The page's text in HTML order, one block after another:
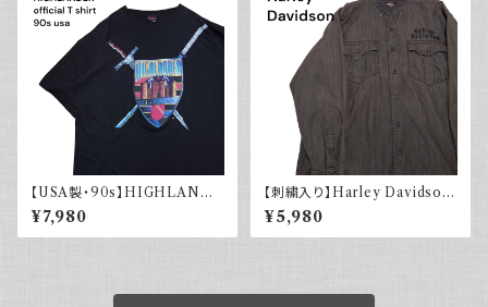
【USA製・90s】HIGHLANDE
R 悪魔の戦士 オフィシャルTシ
ャツ
¥7,980
【刺繍入り】Harley Davidson
ハーレーダビッドソン 長袖シャ
ツ 古着 ノーカラー
¥5,980